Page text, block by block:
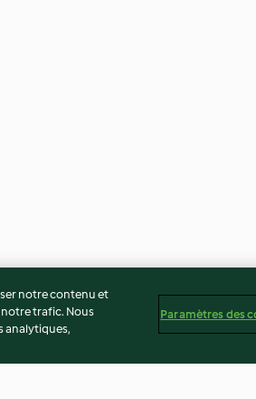
notre contenu et
notre trafic. Nous
analytiques,
Paramètres des